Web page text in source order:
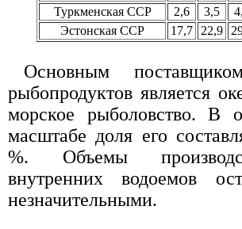
Туркменская ССР
2,6 3,5
Эстонская ССР
17,7 22,9
Основным
рыбопродуктов является
морское рыболовство. В
масштабе доля его
%. Объемы
внутренних водоемов
незначительными.